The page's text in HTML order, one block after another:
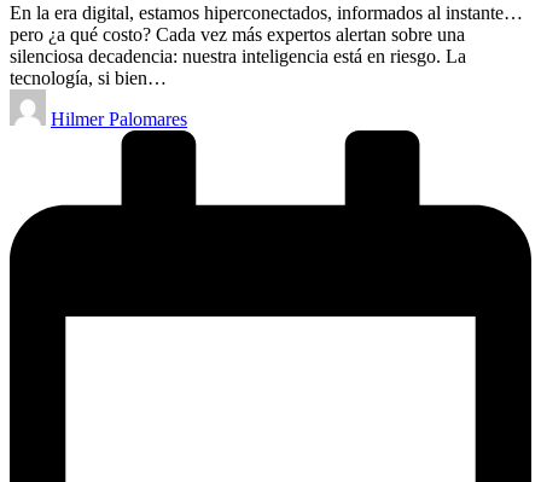
En la era digital, estamos hiperconectados, informados al instante…
pero ¿a qué costo? Cada vez más expertos alertan sobre una
silenciosa decadencia: nuestra inteligencia está en riesgo. La
tecnología, si bien…
Publicado
por
Hilmer Palomares